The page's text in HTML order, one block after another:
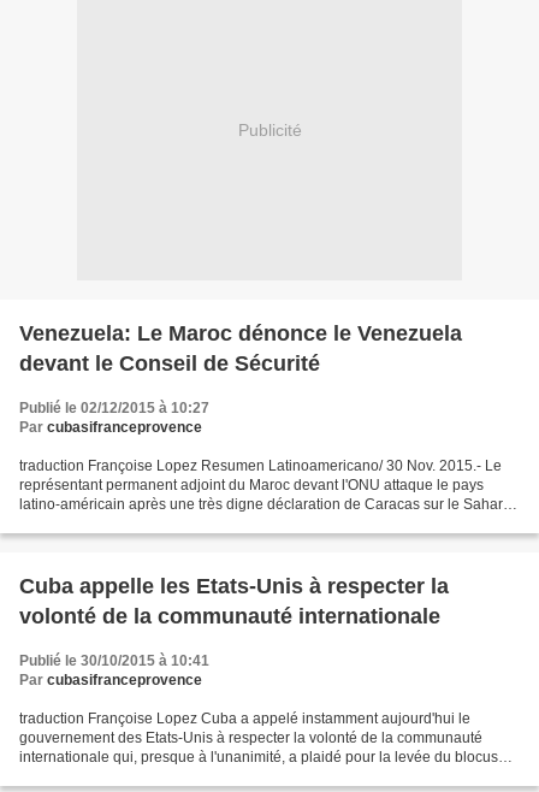
Publicité
Venezuela: Le Maroc dénonce le Venezuela
devant le Conseil de Sécurité
Publié le 02/12/2015 à 10:27
Par cubasifranceprovence
traduction Françoise Lopez Resumen Latinoamericano/ 30 Nov. 2015.- Le
représentant permanent adjoint du Maroc devant l'ONU attaque le pays
latino-américain après une très digne déclaration de Caracas sur le Sahara
Cuba appelle les Etats-Unis à respecter la
volonté de la communauté internationale
Publié le 30/10/2015 à 10:41
Par cubasifranceprovence
traduction Françoise Lopez Cuba a appelé instamment aujourd'hui le
gouvernement des Etats-Unis à respecter la volonté de la communauté
internationale qui, presque à l'unanimité, a plaidé pour la levée du blocus